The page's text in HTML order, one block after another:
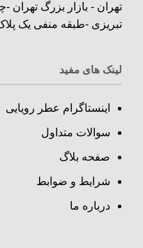
تهران - بازار بزرگ
تبریزی -طبقه منفی یک
لینک های مفید
اینستاگرام عطر رویایی
سوالات متداول
صفحه بلاگ
شرایط و ضوابط
درباره ما